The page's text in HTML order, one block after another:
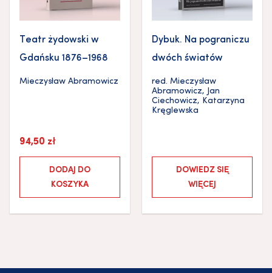
Teatr żydowski w
Gdańsku 1876–1968
Mieczysław Abramowicz
94,50 zł
DODAJ DO
KOSZYKA
Dybuk. Na pograniczu
dwóch światów
red. Mieczysław
Abramowicz, Jan
Ciechowicz, Katarzyna
Kręglewska
DOWIEDZ SIĘ
WIĘCEJ